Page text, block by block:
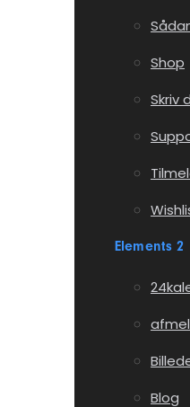
Shop
Skriv
Elements 2
Blog